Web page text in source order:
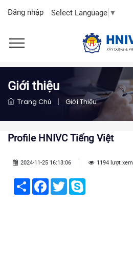
Đăng nhập Select Language ▼
Giới thiệu
Trang Chủ | Giới Thiệu
Profile HNIVC Tiếng Việt
2024-11-25 16:13:06 1194 lượt xem
Share Facebook
Twitter